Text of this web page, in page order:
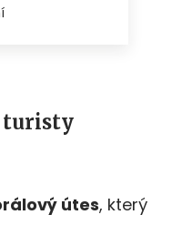
turisty
útes, který